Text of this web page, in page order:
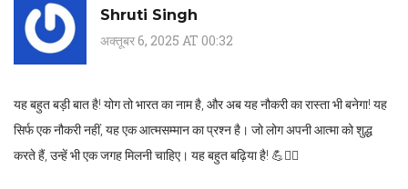
Shruti Singh
अक्तूबर 6, 2025 AT 00:32
यह बहुत बड़ी बात है! योग तो भारत का नाम है, और अब यह नौकरी का रास्ता भी बनेगा! यह
सिर्फ एक नौकरी नहीं, यह एक आत्मसम्मान का प्रश्न है। जो लोग अपनी आत्मा को शुद्ध
करते हैं, उन्हें भी एक जगह मिलनी चाहिए। यह बहुत बढ़िया है! 💪🧘‍♀️